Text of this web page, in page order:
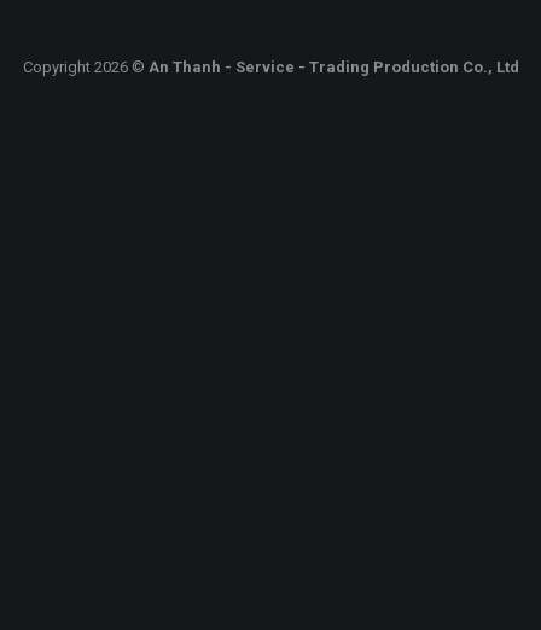
Copyright 2026 © An Thanh - Service - Trading Production Co., Ltd